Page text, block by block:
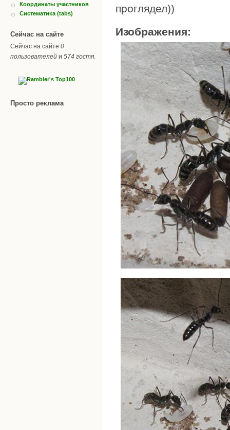
Координаты участников
Систематика (tabs)
Сейчас на сайте
Сейчас на сайте 0
пользователей и 574 гостя
Просто реклама
проглядел))
Изображения: